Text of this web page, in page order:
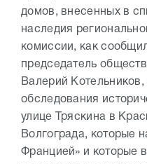
домов, внесенных в
наследия
комиссии, как
председатель
Валерий Котельников,
обследования
улице Тряскина в
Волгограда, которые
Францией» и которые